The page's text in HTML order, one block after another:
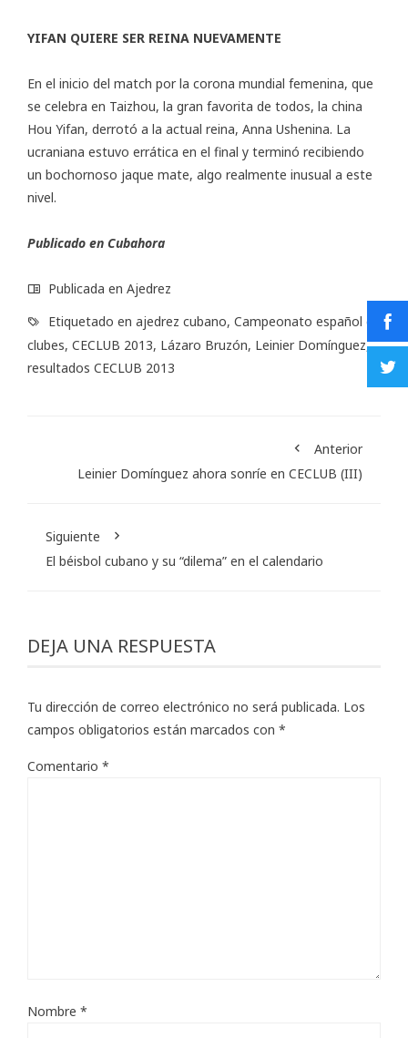
YIFAN QUIERE SER REINA NUEVAMENTE
En el inicio del match por la corona mundial femenina, que
se celebra en Taizhou, la gran favorita de todos, la china
Hou Yifan, derrotó a la actual reina, Anna Ushenina. La
ucraniana estuvo errática en el final y terminó recibiendo
un bochornoso jaque mate, algo realmente inusual a este
nivel.
Publicado en Cubahora
Publicada en Ajedrez
Etiquetado en ajedrez cubano, Campeonato español de
clubes, CECLUB 2013, Lázaro Bruzón, Leinier Domínguez,
resultados CECLUB 2013
Anterior
Leinier Domínguez ahora sonríe en CECLUB (III)
Siguiente
El béisbol cubano y su “dilema” en el calendario
DEJA UNA RESPUESTA
Tu dirección de correo electrónico no será publicada. Los
campos obligatorios están marcados con *
Comentario *
Nombre *